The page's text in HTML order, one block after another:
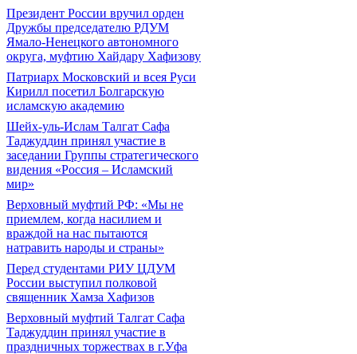
Президент России вручил орден
Дружбы председателю РДУМ
Ямало-Ненецкого автономного
округа, муфтию Хайдару Хафизову
Патриарх Московский и всея Руси
Кирилл посетил Болгарскую
исламскую академию
Шейх-уль-Ислам Талгат Сафа
Таджуддин принял участие в
заседании Группы стратегического
видения «Россия – Исламский
мир»
Верховный муфтий РФ: «Мы не
приемлем, когда насилием и
враждой на нас пытаются
натравить народы и страны»
Перед студентами РИУ ЦДУМ
России выступил полковой
священник Хамза Хафизов
Верховный муфтий Талгат Сафа
Таджуддин принял участие в
праздничных торжествах в г.Уфа